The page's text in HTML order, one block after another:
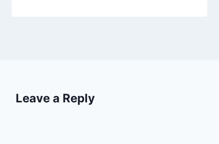
Leave a Reply